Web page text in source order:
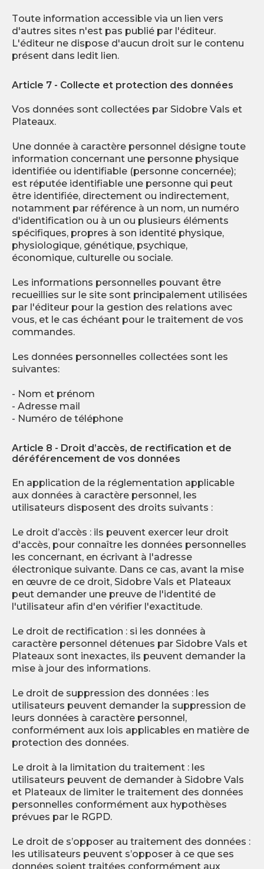
Toute information accessible via un lien vers
d'autres sites n'est pas publié par l'éditeur.
L'éditeur ne dispose d'aucun droit sur le contenu
présent dans ledit lien.
Article 7 - Collecte et protection des données
Vos données sont collectées par Sidobre Vals et
Plateaux.
Une donnée à caractère personnel désigne toute
information concernant une personne physique
identifiée ou identifiable (personne concernée);
est réputée identifiable une personne qui peut
être identifiée, directement ou indirectement,
notamment par référence à un nom, un numéro
d'identification ou à un ou plusieurs éléments
spécifiques, propres à son identité physique,
physiologique, génétique, psychique,
économique, culturelle ou sociale.
Les informations personnelles pouvant être
recueillies sur le site sont principalement utilisées
par l'éditeur pour la gestion des relations avec
vous, et le cas échéant pour le traitement de vos
commandes.
Les données personnelles collectées sont les
suivantes:
- Nom et prénom
- Adresse mail
- Numéro de téléphone
Article 8 - Droit d’accès, de rectification et de
déréférencement de vos données
En application de la réglementation applicable
aux données à caractère personnel, les
utilisateurs disposent des droits suivants :
Le droit d’accès : ils peuvent exercer leur droit
d'accès, pour connaître les données personnelles
les concernant, en écrivant à l'adresse
électronique suivante. Dans ce cas, avant la mise
en œuvre de ce droit, Sidobre Vals et Plateaux
peut demander une preuve de l'identité de
l'utilisateur afin d'en vérifier l'exactitude.
Le droit de rectification : si les données à
caractère personnel détenues par Sidobre Vals et
Plateaux sont inexactes, ils peuvent demander la
mise à jour des informations.
Le droit de suppression des données : les
utilisateurs peuvent demander la suppression de
leurs données à caractère personnel,
conformément aux lois applicables en matière de
protection des données.
Le droit à la limitation du traitement : les
utilisateurs peuvent de demander à Sidobre Vals
et Plateaux de limiter le traitement des données
personnelles conformément aux hypothèses
prévues par le RGPD.
Le droit de s’opposer au traitement des données :
les utilisateurs peuvent s’opposer à ce que ses
données soient traitées conformément aux